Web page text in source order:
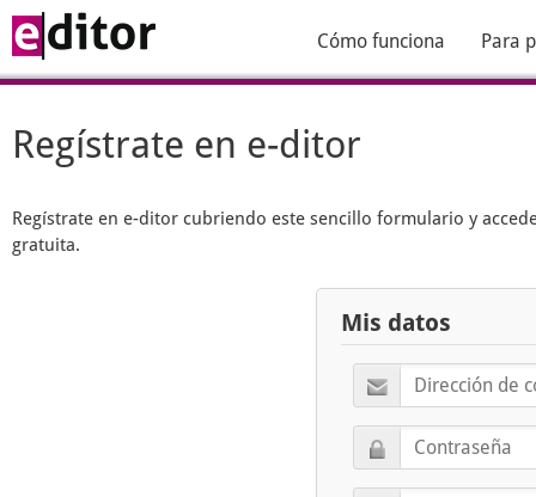
Cómo funciona Para
Regístrate en e-ditor
Regístrate en e-ditor cubriendo este sencillo formulario y
gratuita.
Mis datos